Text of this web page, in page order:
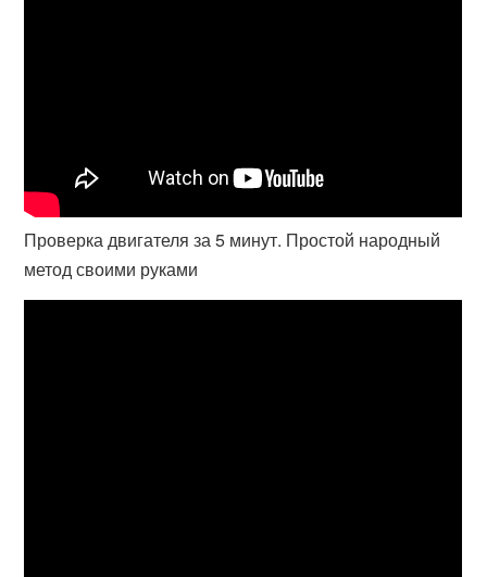
Проверка двигателя за 5 минут. Простой народный
метод своими руками